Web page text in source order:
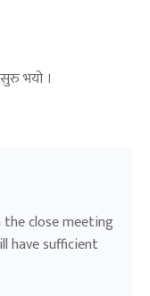
भयो ।
close meeting
have sufficient